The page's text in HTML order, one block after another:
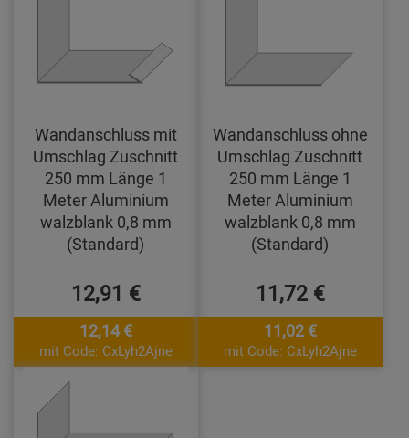
Wandanschluss mit
Umschlag Zuschnitt
250 mm Länge 1
Meter Aluminium
walzblank 0,8 mm
(Standard)
12,91 €
12,14 €
mit Code: CxLyh2Ajne
Wandanschluss ohne
Umschlag Zuschnitt
250 mm Länge 1
Meter Aluminium
walzblank 0,8 mm
(Standard)
11,72 €
11,02 €
mit Code: CxLyh2Ajne